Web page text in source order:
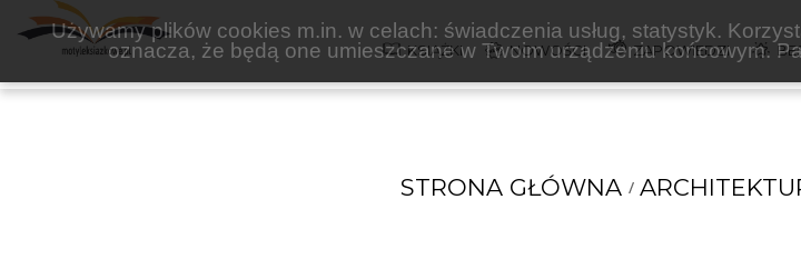
KSIĘŻY MŁYN
Używamy plików cookies m.in. w celach: świadczenia usług, statystyk.
oznacza, że będą one umieszczane w Twoim urządzeniu końcowym.
KSIĄŻKI NOWOŚCI ZAPOWIEDZI
STRONA GŁÓWNA